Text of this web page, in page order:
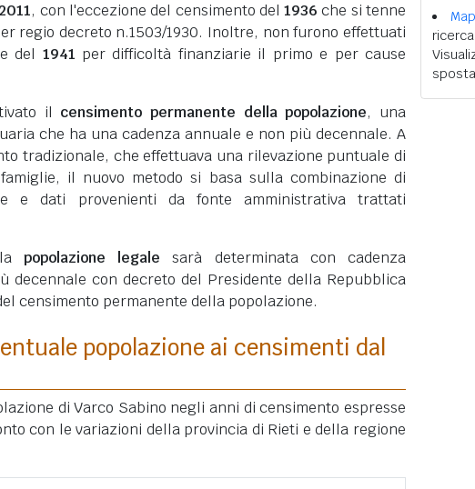
2011, con l'eccezione del censimento del1936 che si tenne
regio decreto n.1503/1930. Inoltre, non furono effettuati
e del 1941 per difficoltà finanziarie il primo e per cause
il censimento permanente della popolazione, una
che ha una cadenza annuale e non più decennale. A
tradizionale, che effettuava una rilevazione puntuale di
il nuovo metodo si basa sulla combinazione di
e dati provenienti da fonte amministrativa trattati
popolazione legale sarà determinata con cadenza
decennale con decreto del Presidente della Repubblica
censimento permanente della popolazione.
popolazione ai censimenti dal
di Varco Sabino negli anni di censimento espresse
con le variazioni della provincia di Rieti e della regione